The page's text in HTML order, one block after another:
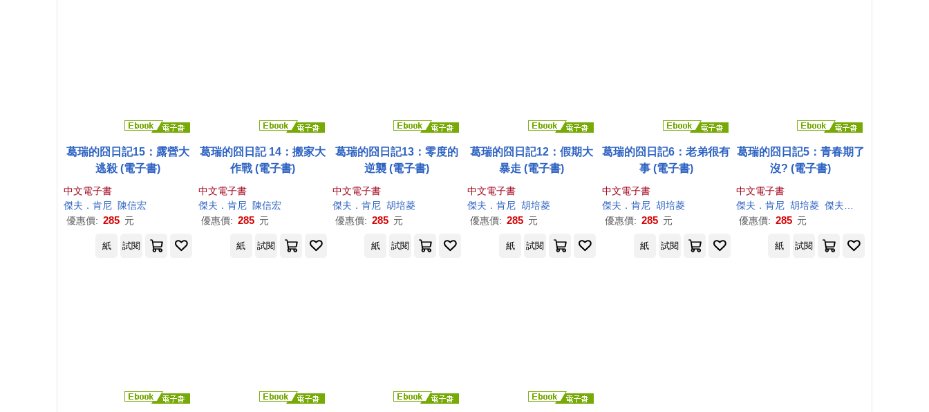
葛瑞的囧日記15：露營大
逃殺 (電子書)
中文電子書
傑夫 ． 肯尼
陳信宏
優惠價: 285 元
葛瑞的囧日記 14：搬家大
作戰 (電子書)
中文電子書
傑夫 ． 肯尼
陳信宏
優惠價: 285 元
葛瑞的囧日記13：零度的
逆襲 (電子書)
中文電子書
傑夫 ．肯尼 胡培菱
優惠價: 285 元
葛瑞的囧日記12：假期大
暴走 (電子書)
中文電子書
傑夫 ．肯尼 胡培菱
優惠價: 285 元
葛瑞的囧日記6：老弟很有
事 (電子書)
中文電子書
傑夫 ． 肯尼 胡培菱
優惠價: 285 元
葛瑞的囧日記5：青春期了
沒? (電子書)
中文電子書
傑夫 ．肯尼 胡培菱 傑夫
優惠價: 285 元
紙 試閱 紙 試閱 紙 試閱 紙 試閱 紙 試閱 紙 試閱